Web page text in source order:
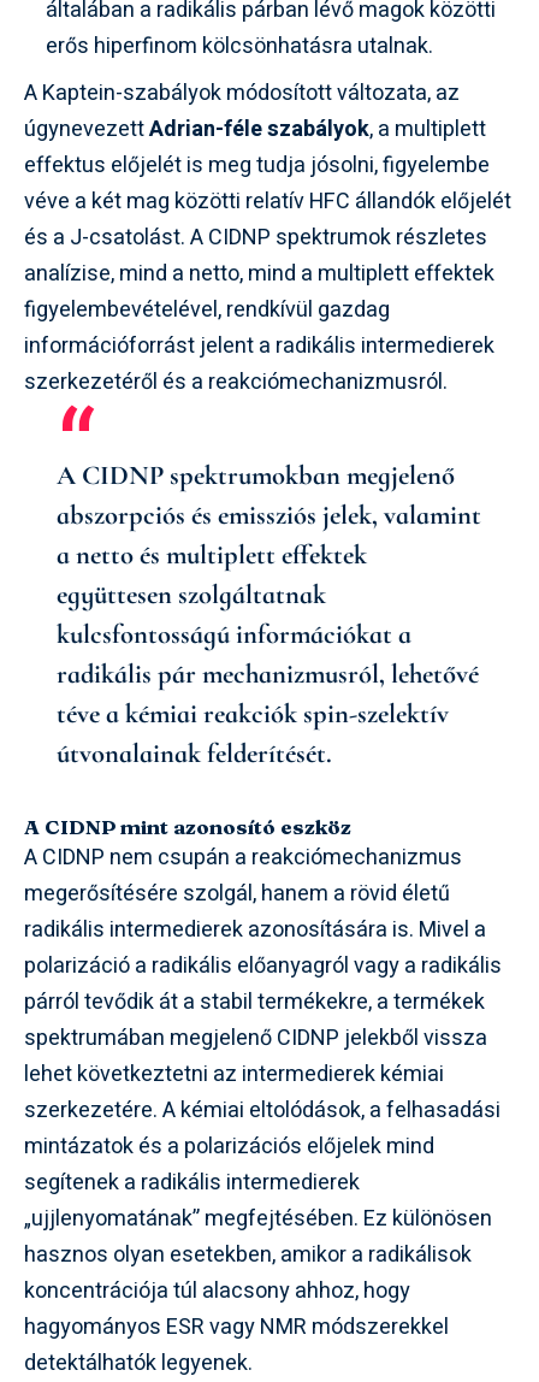
általában a radikális párban lévő magok közötti
erős hiperfinom kölcsönhatásra utalnak.
A Kaptein-szabályok módosított változata, az
úgynevezettAdrian-féle szabályok, a multiplett
effektus előjelét is meg tudja jósolni, figyelembe
véve a két mag közötti relatív HFC állandók előjelét
és a J-csatolást. A CIDNP spektrumok részletes
analízise, mind a netto, mind a multiplett effektek
figyelembevételével, rendkívül gazdag
információforrást jelent a radikális intermedierek
szerkezetéről és a reakciómechanizmusról.
A CIDNP spektrumokban megjelenő
abszorpciós és emissziós jelek, valamint
a netto és multiplett effektek
együttesen szolgáltatnak
kulcsfontosságú információkat a
radikális pár mechanizmusról, lehetővé
téve a kémiai reakciók spin-szelektív
útvonalainak felderítését.
A CIDNP mint azonosító eszköz
A CIDNP nem csupán a reakciómechanizmus
megerősítésére szolgál, hanem a rövid életű
radikális intermedierek azonosítására is. Mivel a
polarizáció a radikális előanyagról vagy a radikális
párról tevődik át a stabil termékekre, a termékek
spektrumában megjelenő CIDNP jelekből vissza
lehet következtetni az intermedierek kémiai
szerkezetére. A kémiai eltolódások, a felhasadási
mintázatok és a polarizációs előjelek mind
segítenek a radikális intermedierek
„ujjlenyomatának” megfejtésében. Ez különösen
hasznos olyan esetekben, amikor a radikálisok
koncentrációja túl alacsony ahhoz, hogy
hagyományos ESR vagy NMR módszerekkel
detektálhatók legyenek.